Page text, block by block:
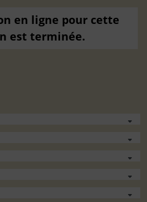
en ligne pour cette
est terminée.